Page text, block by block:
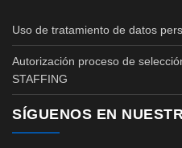
Uso de tratamiento de datos
Autorización proceso de
STAFFING
SÍGUENOS EN